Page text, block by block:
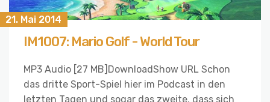
21. Mai 2014
IM1007: Mario Golf - World Tour
MP3 Audio [27 MB]DownloadShow URL Schon
das dritte Sport-Spiel hier im Podcast in den
letzten Tagen und sogar das zweite, dass sich